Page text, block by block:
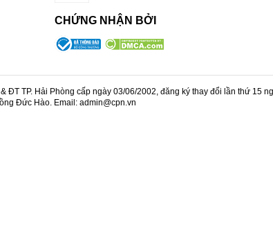
CHỨNG NHẬN BỞI
TP. Hải Phòng cấp ngày 03/06/2002, đăng ký thay đổi lần thứ 15
Đức Hào. Email: admin@cpn.vn